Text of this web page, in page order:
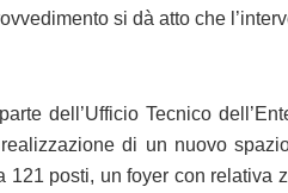
si dà atto che
dell’Ufficio Tecnico
di un nuovo
posti, un foyer con relativa